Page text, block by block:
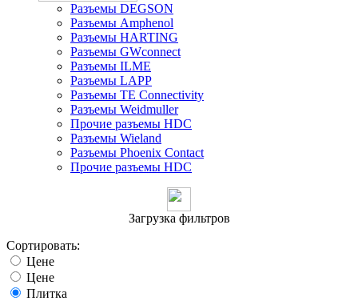
Разъeмы DEGSON
Разъeмы Amphenol
Разъeмы HARTING
Разъeмы GWconnect
Разъeмы ILME
Разъeмы LAPP
Разъeмы TE Connectivity
Разъемы Weidmuller
Прочие разъемы HDC
Разъемы Wieland
Разъeмы Phoenix Contact
Прочие разъемы HDC
Загрузка фильтров
Сортировать:
Цене
Цене
Плитка